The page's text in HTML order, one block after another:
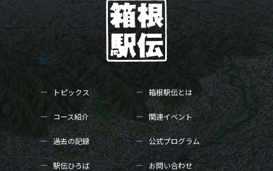
トピックス 箱根駅伝とは
コース紹介 関連イベント
過去の記録 公式プログラム
駅伝ひろば お問い合わせ